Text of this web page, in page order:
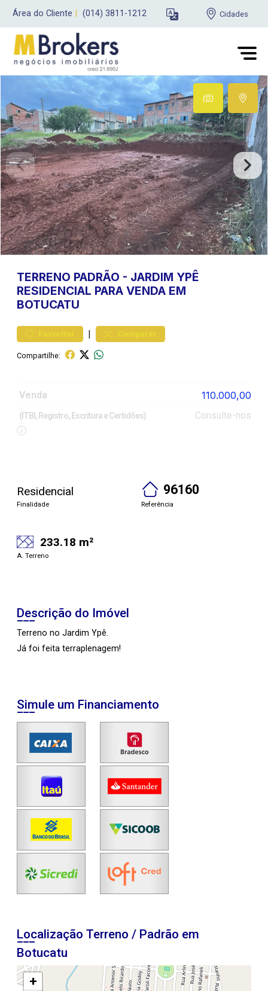
Área do Cliente (014) 3811-1212 Cidades
TERRENO PADRÃO - JARDIM YPÊ
RESIDENCIAL PARA VENDA EM
BOTUCATU
Favoritar | Comparar
Compartilhe:
Venda 110.000,00
(ITBI, Registro, Escritura e Certidões) Consulte-nos
Residencial
Finalidade
96160
Referência
233.18 m²
A. Terreno
Descrição do Imóvel
Terreno no Jardim Ypê.
Já foi feita terraplenagem!
Simule um Financiamento
Localização Terreno / Padrão em
Botucatu
+